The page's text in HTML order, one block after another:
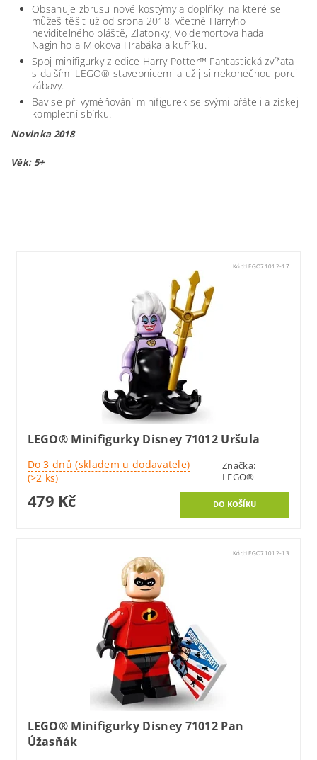
Obsahuje zbrusu nové kostýmy a doplňky, na které se
můžeš těšit už od srpna 2018, včetně Harryho
neviditelného pláště, Zlatonky, Voldemortova hada
Naginiho a Mlokova Hrabáka a kufříku.
Spoj minifigurky z edice Harry Potter™ Fantastická zvířata
s dalšími LEGO® stavebnicemi a užij si nekonečnou porci
zábavy.
Bav se při vyměňování minifigurek se svými přáteli a získej
kompletní sbírku.
Novinka 2018
Věk: 5+
Kód:LEGO71012-17
LEGO® Minifigurky Disney 71012 Uršula
Do 3 dnů (skladem u dodavatele)
(>2 ks)
Značka:
LEGO®
479 Kč
Kód:LEGO71012-13
LEGO® Minifigurky Disney 71012 Pan
Úžasňák